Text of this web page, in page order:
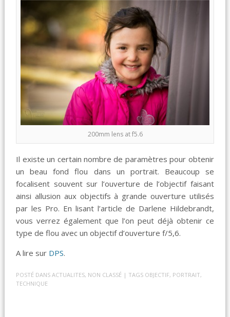
200mm lens at f5.6
Il existe un certain nombre de paramètres pour obtenir
un beau fond flou dans un portrait. Beaucoup se
focalisent souvent sur l’ouverture de l’objectif faisant
ainsi allusion aux objectifs à grande ouverture utilisés
par les Pro. En lisant l’article de Darlene Hildebrandt,
vous verrez également que l’on peut déjà obtenir ce
type de flou avec un objectif d’ouverture f/5,6.
A lire sur DPS.
POSTÉ DANSACTUALITES, NON CLASSÉ | TAGS OBJECTIF, PORTRAIT,
TECHNIQUE